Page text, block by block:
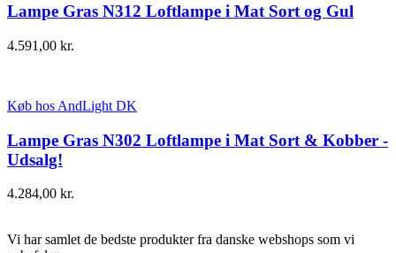
Lampe Gras N312 Loftlampe i Mat Sort og Gul
4.591,00 kr.
Køb hos AndLight DK
Lampe Gras N302 Loftlampe i Mat Sort & Kobber -
Udsalg!
4.284,00 kr.
Vi har samlet de bedste produkter fra danske webshops som vi